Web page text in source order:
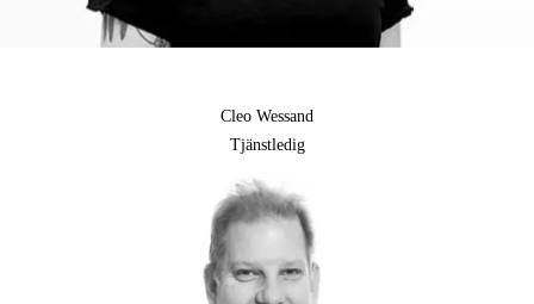
Cleo Wessand
Tjänstledig